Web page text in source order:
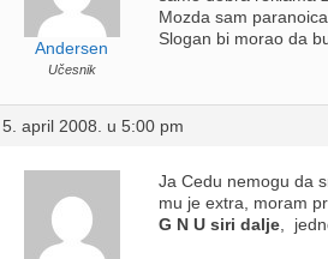
Andersen
Učesnik
Mozda sam
Slogan bi morao da
5. april 2008. u 5:00 pm
Ja Cedu nemogu da
mu je extra, moram
G N U siri dalje ,